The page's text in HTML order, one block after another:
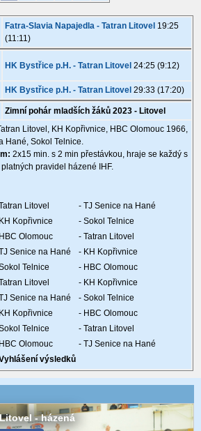
Fatra-Slavia Napajedla - Tatran Litovel 19:25
(11:11)
HK Bystřice p.H. - Tatran Litovel 24:25 (9:12)
HK Bystřice p.H. - Tatran Litovel 29:33 (17:20)
Zimní pohár mladších žáků 2023 - Litovel
Litovel, KH Kopřivnice, HBC Olomouc 1966,
Hané, Sokol Telnice.
2x15 min. s 2 min přestávkou, hraje se každý s
pravidel házené IHF.
Litovel
- TJ Senice na Hané
KH Kopřivnice
- Sokol Telnice
HBC Olomouc
- Tatran Litovel
Senice na Hané
- KH Kopřivnice
Telnice
- HBC Olomouc
Litovel
- KH Kopřivnice
Senice na Hané
- Sokol Telnice
KH Kopřivnice
- HBC Olomouc
Telnice
- Tatran Litovel
HBC Olomouc
- TJ Senice na Hané
výsledků
- házená